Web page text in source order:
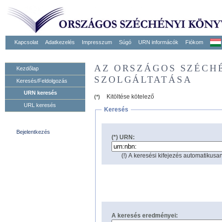
Kapcsolat Adatkezelés Impresszum Súgó URN informácók Fiókom
Kezdőlap
Keresés/Feldolgozás
URN keresés
URL keresés
Bejelentkezés
AZ ORSZÁGOS
SZOLGÁLTATÁSA
(*)
Kitöltése kötelező
Keresés
(*) URN:
(!) A keresési kifejezés
A keresés eredményei: